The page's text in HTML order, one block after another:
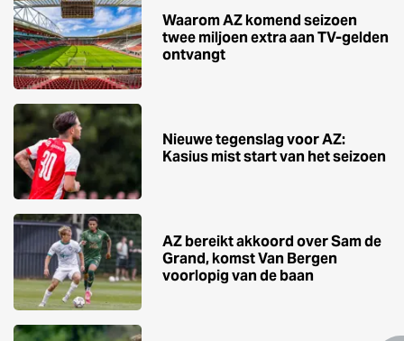
Waarom AZ komend seizoen
twee miljoen extra aan TV-gelden
ontvangt
Nieuwe tegenslag voor AZ:
Kasius mist start van het seizoen
AZ bereikt akkoord over Sam de
Grand, komst Van Bergen
voorlopig van de baan